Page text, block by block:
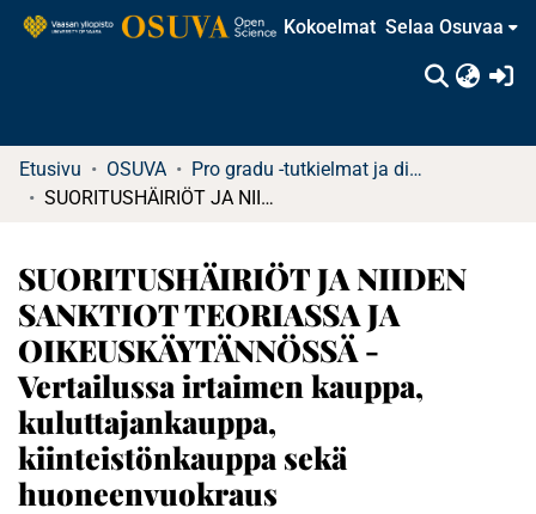
Kokoelmat Selaa Osuvaa
Etusivu OSUVA
Pro gradu -tutkielmat ja diplomityöt
SUORITUSHÄIRIÖT JA NIIDEN SANKTIOT TEORIASSA JA OIKEUSKÄYTÄNNÖSSÄ - Vertailussa irtaimen kauppa, kuluttajankauppa, kiinteistönkauppa sekä huoneenvuokraus
SUORITUSHÄIRIÖT JA NIIDEN
SANKTIOT TEORIASSA JA
OIKEUSKÄYTÄNNÖSSÄ -
Vertailussa irtaimen kauppa,
kuluttajankauppa,
kiinteistönkauppa sekä
huoneenvuokraus